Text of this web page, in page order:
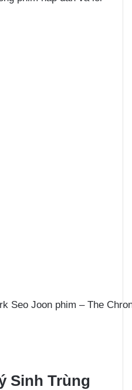
Seo Joon phim – The
Sinh Trùng